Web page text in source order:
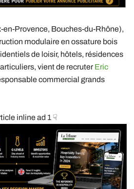
en-Provence, Bouches-du-Rhône),
modulaire en ossature bois
de loisir, hôtels, résidences
vient de recruter Eric
commercial grands
inline ad 1 ☟